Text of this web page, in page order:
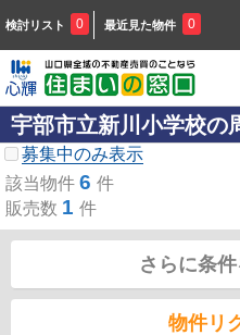
検討リスト 0 最近見た物件 0
宇部市立新川小学校の
募集中のみ表示
該当物件 6 件
販売数 1 件
さらに条
物件リ